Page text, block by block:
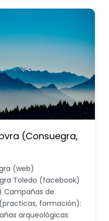
(Consuegra,
(web)
Toledo (facebook)
Campañas de
formación):
arqueológicas